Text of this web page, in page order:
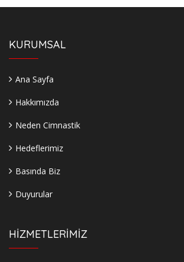
KURUMSAL
Ana Sayfa
Hakkımızda
Neden Cimnastik
Hedeflerimiz
Basında Biz
Duyurular
HİZMETLERİMİZ